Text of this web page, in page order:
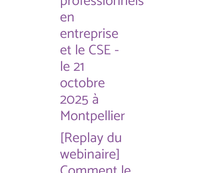
en
entreprise
et le CSE -
le 21
octobre
2025 à
Montpellier
[Replay du
webinaire]